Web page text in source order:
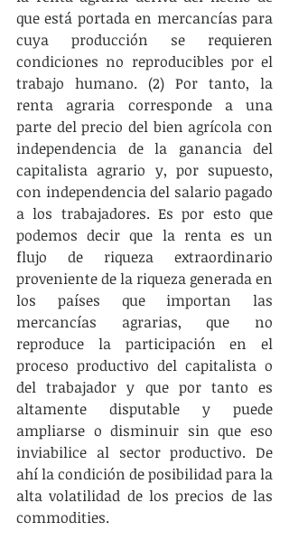
que está portada en mercancías para
cuya producción se requieren
condiciones no reproducibles por el
trabajo humano. (2) Por tanto, la
renta agraria corresponde a una
parte del precio del bien agrícola con
independencia de la ganancia del
capitalista agrario y, por supuesto,
con independencia del salario pagado
a los trabajadores. Es por esto que
podemos decir que la renta es un
flujo de riqueza extraordinario
proveniente de la riqueza generada en
los países que importan las
mercancías agrarias, que no
reproduce la participación en el
proceso productivo del capitalista o
del trabajador y que por tanto es
altamente disputable y puede
ampliarse o disminuir sin que eso
inviabilice al sector productivo. De
ahí la condición de posibilidad para la
alta volatilidad de los precios de las
commodities.